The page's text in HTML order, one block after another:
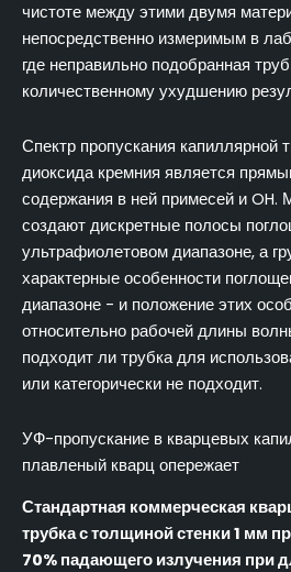
чистоте между этими двумя
непосредственно измеримым в
где неправильно подобранная
количественному ухудшению
Спектр пропускания капиллярной
диоксида кремния является
содержания в ней примесей и OH.
создают дискретные полосы
ультрафиолетовом диапазоне, а
характерные особенности
диапазоне - и положение этих
относительно рабочей длины
подходит ли трубка для
или категорически не подходит.
УФ-пропускание в кварцевых
плавленый кварц опережает
Стандартная коммерческая
трубка с толщиной стенки 1 мм
70% падающего излучения при